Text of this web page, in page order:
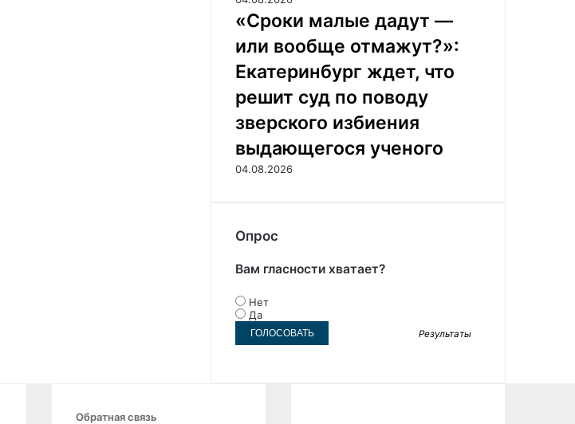
«Сроки малые дадут —
или вообще отмажут?»:
Екатеринбург ждет, что
решит суд по поводу
зверского избиения
выдающегося ученого
04.08.2026
Опрос
Вам гласности хватает?
Нет
Да
Результаты
Обратная связь